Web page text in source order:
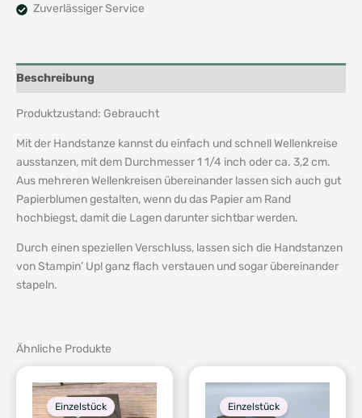
Zuverlässiger Service
Beschreibung
Produktzustand: Gebraucht
Mit der Handstanze kannst du einfach und schnell Wellenkreise
ausstanzen, mit dem Durchmesser 1 1/4 inch oder ca. 3,2 cm.
Aus mehreren Wellenkreisen übereinander lassen sich auch gut
Papierblumen gestalten, wenn du das Papier am Rand
hochbiegst, damit die Lagen darunter sichtbar werden.
Durch einen speziellen Verschluss, lassen sich die Handstanzen
von Stampin’ Up! ganz flach verstauen und sogar übereinander
stapeln.
Ähnliche Produkte
Einzelstück Einzelstück